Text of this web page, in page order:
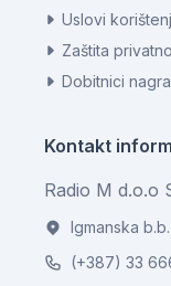
Uslovi
Zaštita
Dobitnici
Kontakt
Radio M d.o.o
Igmanska
(+387) 33